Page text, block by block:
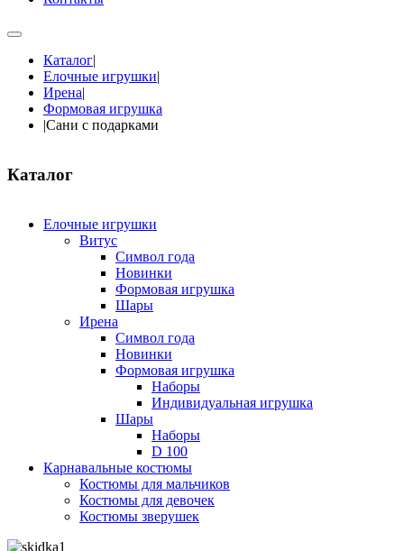
Каталог|
Елочные игрушки|
Ирена|
Формовая игрушка
|Сани с подарками
Каталог
Елочные игрушки
Витус
Символ года
Новинки
Формовая игрушка
Шары
Ирена
Символ года
Новинки
Формовая игрушка
Наборы
Индивидуальная игрушка
Шары
Наборы
D 100
Карнавальные костюмы
Костюмы для мальчиков
Костюмы для девочек
Костюмы зверушек